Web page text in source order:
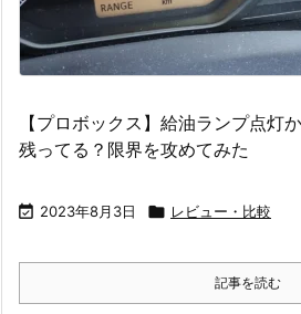
【プロボックス】給油ランプ点灯
残ってる？限界を攻めてみた
 2023年8月3日  レビュー・比較
記事を読む